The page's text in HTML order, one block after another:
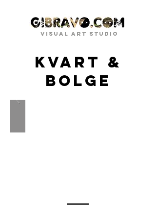
VISUAL ART STUDIO
KVART &
BOLGE